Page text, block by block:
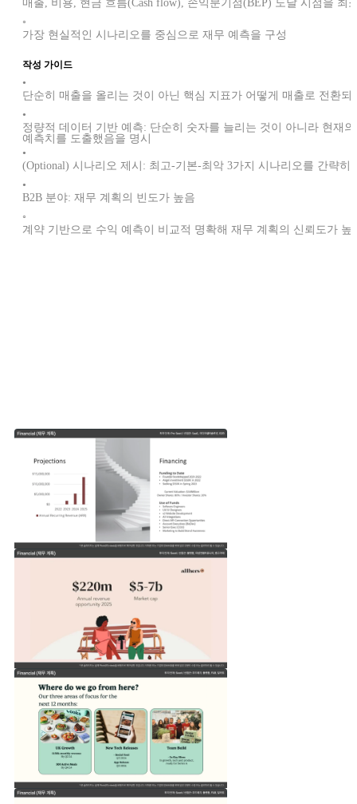
매출, 비용, 현금 흐름(Cash flow), 손익분기점(BEP) 도달 시점을 최
◦
가장 현실적인 시나리오를 중심으로 재무 예측을 구성
작성 가이드
•
단순히 매출을 올리는 것이 아닌 핵심 지표가 어떻게 매출로 전환
•
정량적 데이터 기반 예측: 단순히 숫자를 늘리는 것이 아니라 현재
예측치를 도출했음을 명시
•
(Optional) 시나리오 제시: 최고-기본-최악 3가지 시나리오를 간략히
•
B2B 분야: 재무 계획의 빈도가 높음
◦
계약 기반으로 수익 예측이 비교적 명확해 재무 계획의 신뢰도가 높